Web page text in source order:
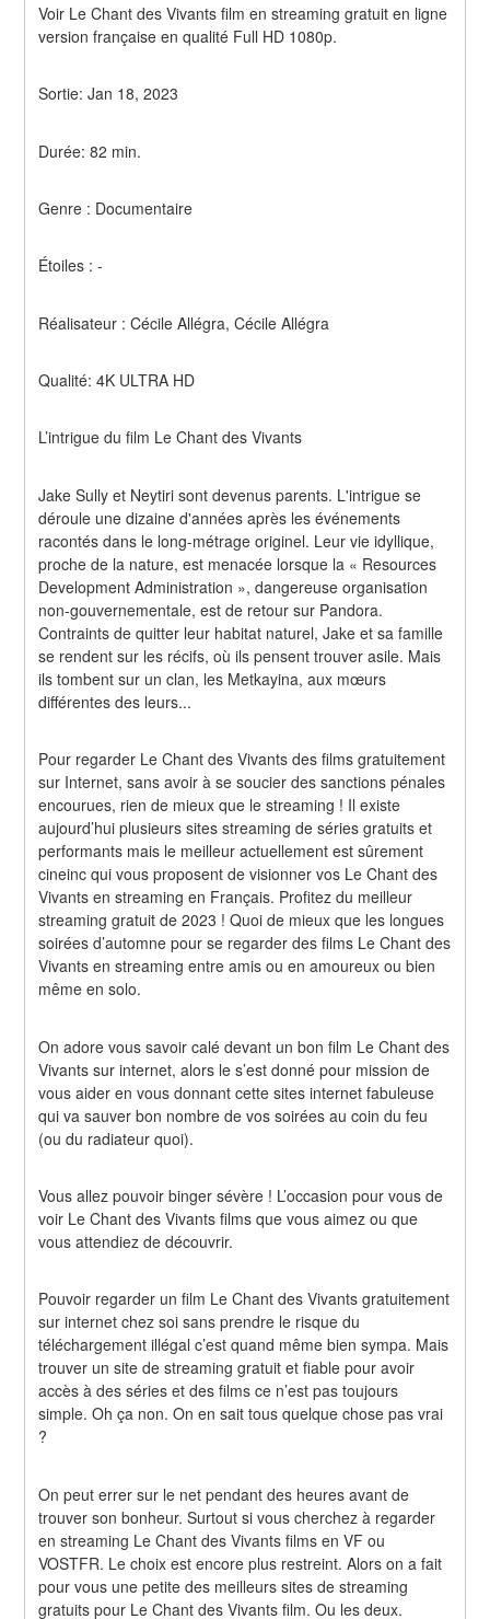
Voir Le Chant des Vivants film en streaming gratuit en ligne
version française en qualité Full HD 1080p.
Sortie: Jan 18, 2023
Durée: 82 min.
Genre : Documentaire
Étoiles : -
Réalisateur : Cécile Allégra, Cécile Allégra
Qualité: 4K ULTRA HD
L’intrigue du film Le Chant des Vivants
Jake Sully et Neytiri sont devenus parents. L'intrigue se
déroule une dizaine d'années après les événements
racontés dans le long-métrage originel. Leur vie idyllique,
proche de la nature, est menacée lorsque la « Resources
Development Administration », dangereuse organisation
non-gouvernementale, est de retour sur Pandora.
Contraints de quitter leur habitat naturel, Jake et sa famille
se rendent sur les récifs, où ils pensent trouver asile. Mais
ils tombent sur un clan, les Metkayina, aux mœurs
différentes des leurs...
Pour regarder Le Chant des Vivants des films gratuitement
sur Internet, sans avoir à se soucier des sanctions pénales
encourues, rien de mieux que le streaming ! Il existe
aujourd’hui plusieurs sites streaming de séries gratuits et
performants mais le meilleur actuellement est sûrement
cineinc qui vous proposent de visionner vos Le Chant des
Vivants en streaming en Français. Profitez du meilleur
streaming gratuit de 2023 ! Quoi de mieux que les longues
soirées d’automne pour se regarder des films Le Chant des
Vivants en streaming entre amis ou en amoureux ou bien
même en solo.
On adore vous savoir calé devant un bon film Le Chant des
Vivants sur internet, alors le s’est donné pour mission de
vous aider en vous donnant cette sites internet fabuleuse
qui va sauver bon nombre de vos soirées au coin du feu
(ou du radiateur quoi).
Vous allez pouvoir binger sévère ! L’occasion pour vous de
voir Le Chant des Vivants films que vous aimez ou que
vous attendiez de découvrir.
Pouvoir regarder un film Le Chant des Vivants gratuitement
sur internet chez soi sans prendre le risque du
téléchargement illégal c’est quand même bien sympa. Mais
trouver un site de streaming gratuit et fiable pour avoir
accès à des séries et des films ce n’est pas toujours
simple. Oh ça non. On en sait tous quelque chose pas vrai
?
On peut errer sur le net pendant des heures avant de
trouver son bonheur. Surtout si vous cherchez à regarder
en streaming Le Chant des Vivants films en VF ou
VOSTFR. Le choix est encore plus restreint. Alors on a fait
pour vous une petite des meilleurs sites de streaming
gratuits pour Le Chant des Vivants film. Ou les deux.